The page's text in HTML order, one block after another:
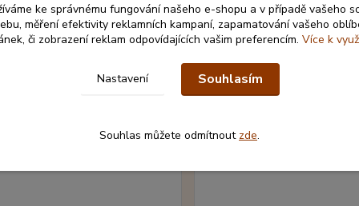
zrcátko do kabelky -
Skladem 1 ks
Kosmetické zrcátko do
122 Kč/ks
ke správnému fungování našeho e-shopu a v případě vašeho
měření efektivity reklamních kampaní, zapamatování vašeho
či zobrazení reklam odpovídajících vašim preferencím. Více k
Nastavení Souhlasím
Souhlas můžete odmítnout zde.